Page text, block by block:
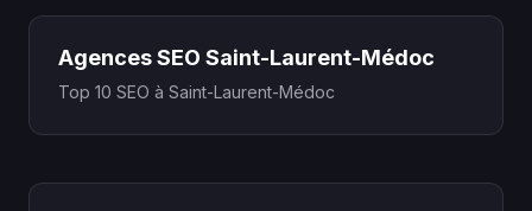
Agences SEO Saint-Laurent-Médoc
Top 10 SEO à Saint-Laurent-Médoc